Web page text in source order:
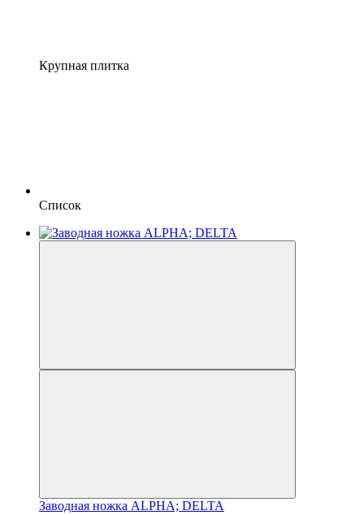
Крупная плитка
Список
Заводная ножка ALPHA; DELTA